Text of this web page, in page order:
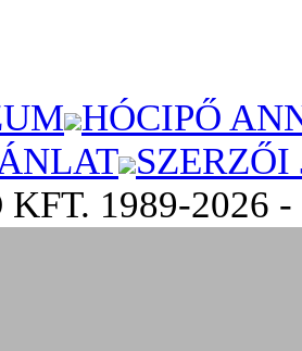
HÓCIPŐ
SZERZŐI
1989-2026